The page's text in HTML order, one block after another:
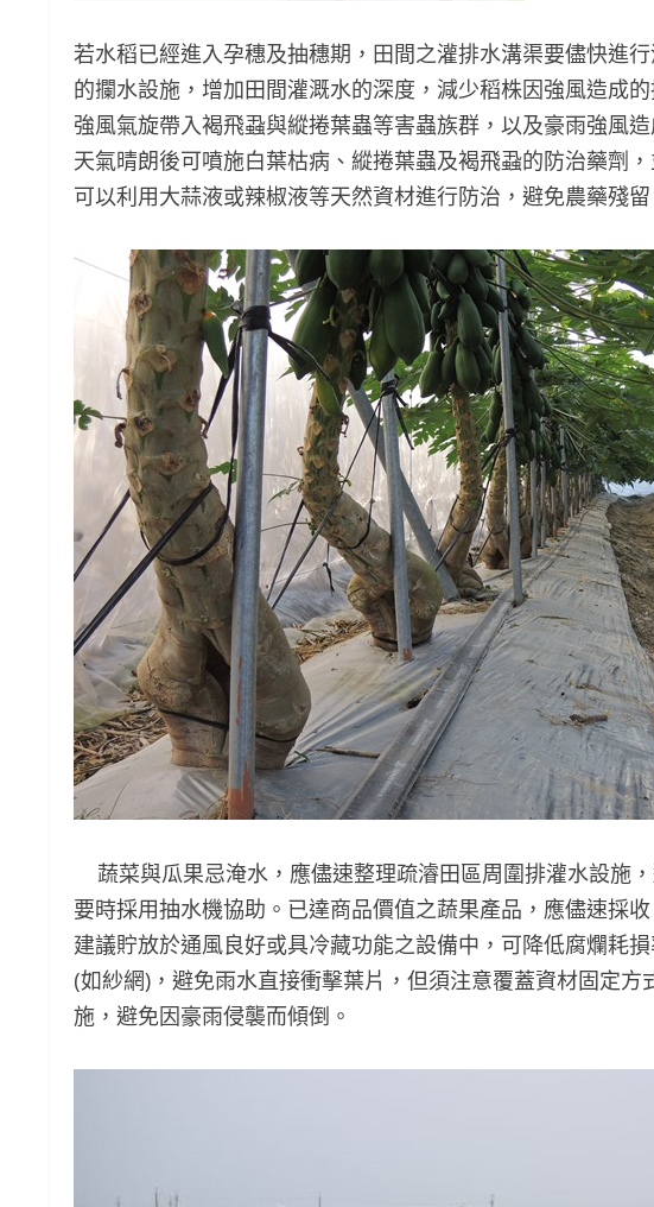
若水稻已經進入孕穗及抽穗期，田間之灌排水溝渠要儘快進
的攔水設施，增加田間灌溉水的深度，減少稻株因強風造成
強風氣旋帶入褐飛蝨與縱捲葉蟲等害蟲族群，以及豪雨強風
天氣晴朗後可噴施白葉枯病、縱捲葉蟲及褐飛蝨的防治藥劑
可以利用大蒜液或辣椒液等天然資材進行防治，避免農藥殘留
蔬菜與瓜果忌淹水，應儘速整理疏濬田區周圍排灌水設施
要時採用抽水機協助。已達商品價值之蔬果產品，應儘速採
建議貯放於通風良好或具冷藏功能之設備中，可降低腐爛耗
(如紗網)，避免雨水直接衝擊葉片，但須注意覆蓋資材固定
施，避免因豪雨侵襲而傾倒。